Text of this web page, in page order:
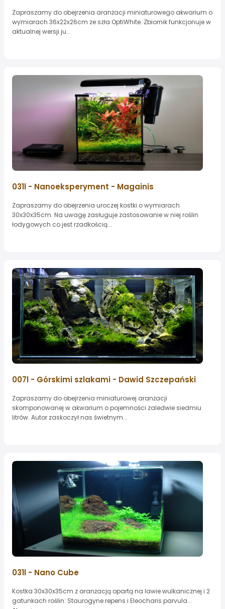
Zapraszamy do obejrzenia aranżacji miniaturowego akwarium o
wymiarach 36x22x26cm ze szła OptiWhite. Zbiornik funkcjonuje w
aktualnej wersji ju...
031l - Nanoeksperyment - Magainis
Zapraszamy do obejrzenia uroczej kostki o wymiarach
30x30x35cm. Na uwagę zasługuje zastosowanie w niej roślin
łodygowych co jest rzadkością...
007l - Górskimi szlakami - Dawid Szczepański
Zapraszamy do obejrzenia miniaturowej aranżacji
skomponowanej w akwarium o pojemności zaledwie siedmiu
litrów. Autor zaskoczył nas świetnym...
031l - Nano Cube
Kostka 30x30x35cm z aranżacją opartą na lawie wulkanicznej i 2
gatunkach roślin: Staurogyne repens i Eleocharis parvula...